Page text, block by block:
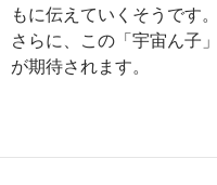
もに伝えていくそうです。
さらに、この「宇宙ん子
が期待されます。